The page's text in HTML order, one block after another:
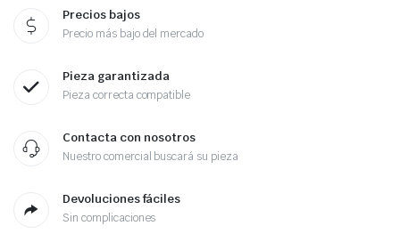
Precios bajos
Precio más bajo del mercado
Pieza garantizada
Pieza correcta compatible
Contacta con nosotros
Nuestro comercial buscará su pieza
Devoluciones fáciles
Sin complicaciones